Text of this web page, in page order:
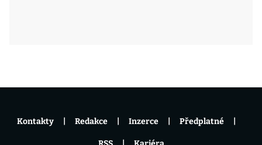
Kontakty Redakce Inzerce Předplatné